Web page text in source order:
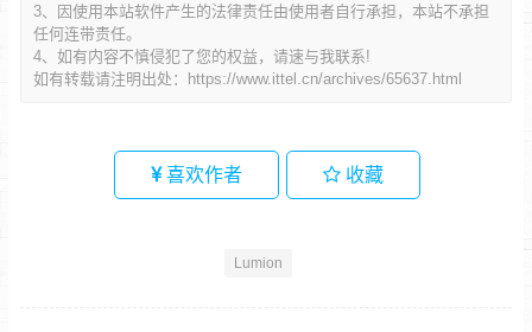
3、因使用本站软件产生的法律责任由使用者自行承担，本站不承担
任何连带责任。
4、如有内容不慎侵犯了您的权益，请速与我联系!
如有转载请注明出处： https://www.ittel.cn/archives/65637.html
喜欢作者 收藏
Lumion